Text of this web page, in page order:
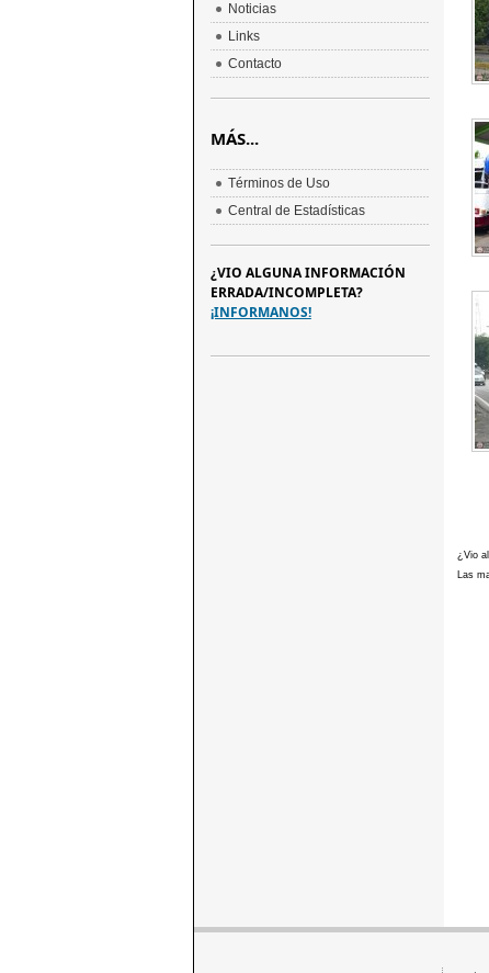
¿Vio
Las
Noticias
Links
Contacto
MÁS...
Términos de Uso
Central de Estadísticas
¿VIO ALGUNA INFORMACIÓN
ERRADA/INCOMPLETA?
¡INFORMANOS!